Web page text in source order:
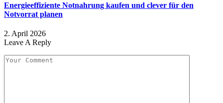
Energieeffiziente Notnahrung kaufen und clever für den
Notvorrat planen
2. April 2026
Leave A Reply